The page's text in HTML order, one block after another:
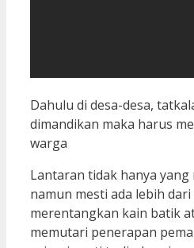
Dahulu di desa-desa,
dimandikan maka harus
warga
Lantaran tidak hanya yang
namun mesti ada lebih
merentangkan kain batik
memutari penerapan